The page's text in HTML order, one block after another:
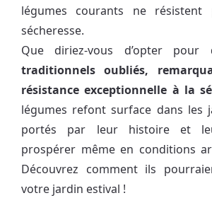
légumes courants ne
sécheresse.
Que diriez-vous d’opter pour
traditionnels oubliés,
résistance exceptionnelle à la
légumes refont surface dans les
portés par leur histoire et
prospérer même en conditions
Découvrez comment ils
votre jardin estival !